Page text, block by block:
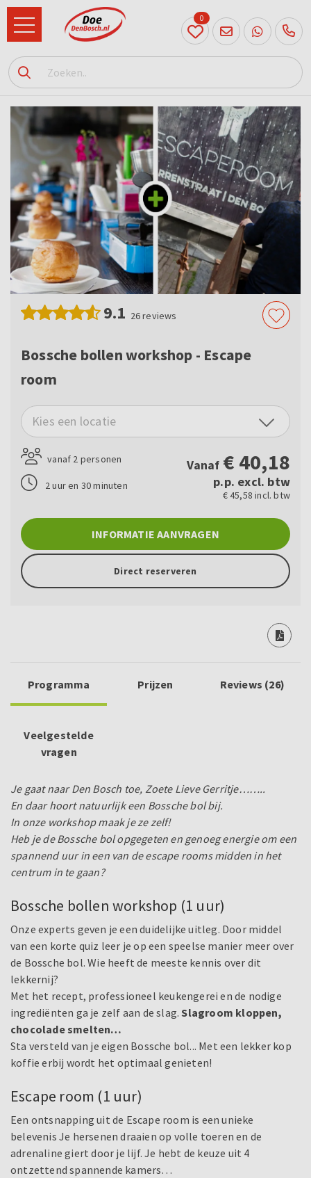
073
614
89 72
0
9.1 26reviews
Bossche bollen workshop - Escape
room
Kies een locatie
vanaf 2 personen
2 uur en 30 minuten
Vanaf € 40,18
p.p. excl. btw
€ 45,58 incl. btw
INFORMATIE AANVRAGEN
Direct reserveren
Programma Prijzen Reviews (26)
Veelgestelde
vragen
Je gaat naar Den Bosch toe, Zoete Lieve Gerritje……..
En daar hoort natuurlijk een Bossche bol bij.
In onze workshop maak je ze zelf!
Heb je de Bossche bol opgegeten en genoeg energie om een
spannend uur in een van de escape rooms midden in het
centrum in te gaan?
Bossche bollen workshop (1 uur)
Onze experts geven je een duidelijke uitleg. Door middel
van een korte quiz leer je op een speelse manier meer over
de Bossche bol. Wie heeft de meeste kennis over dit
lekkernij?
Met het recept, professioneel keukengerei en de nodige
ingrediënten ga je zelf aan de slag.Slagroom kloppen,
chocolade smelten…
Sta versteld van je eigen Bossche bol... Met een lekker kop
koffie erbij wordt het optimaal genieten!
Escape room (1 uur)
Een ontsnapping uit de Escape room is een unieke
belevenis Je hersenen draaien op volle toeren en de
adrenaline giert door je lijf. Je hebt de keuze uit 4
ontzettend spannende kamers…